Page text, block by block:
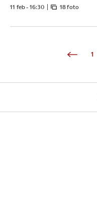
11 feb - 16:30 18 foto
1